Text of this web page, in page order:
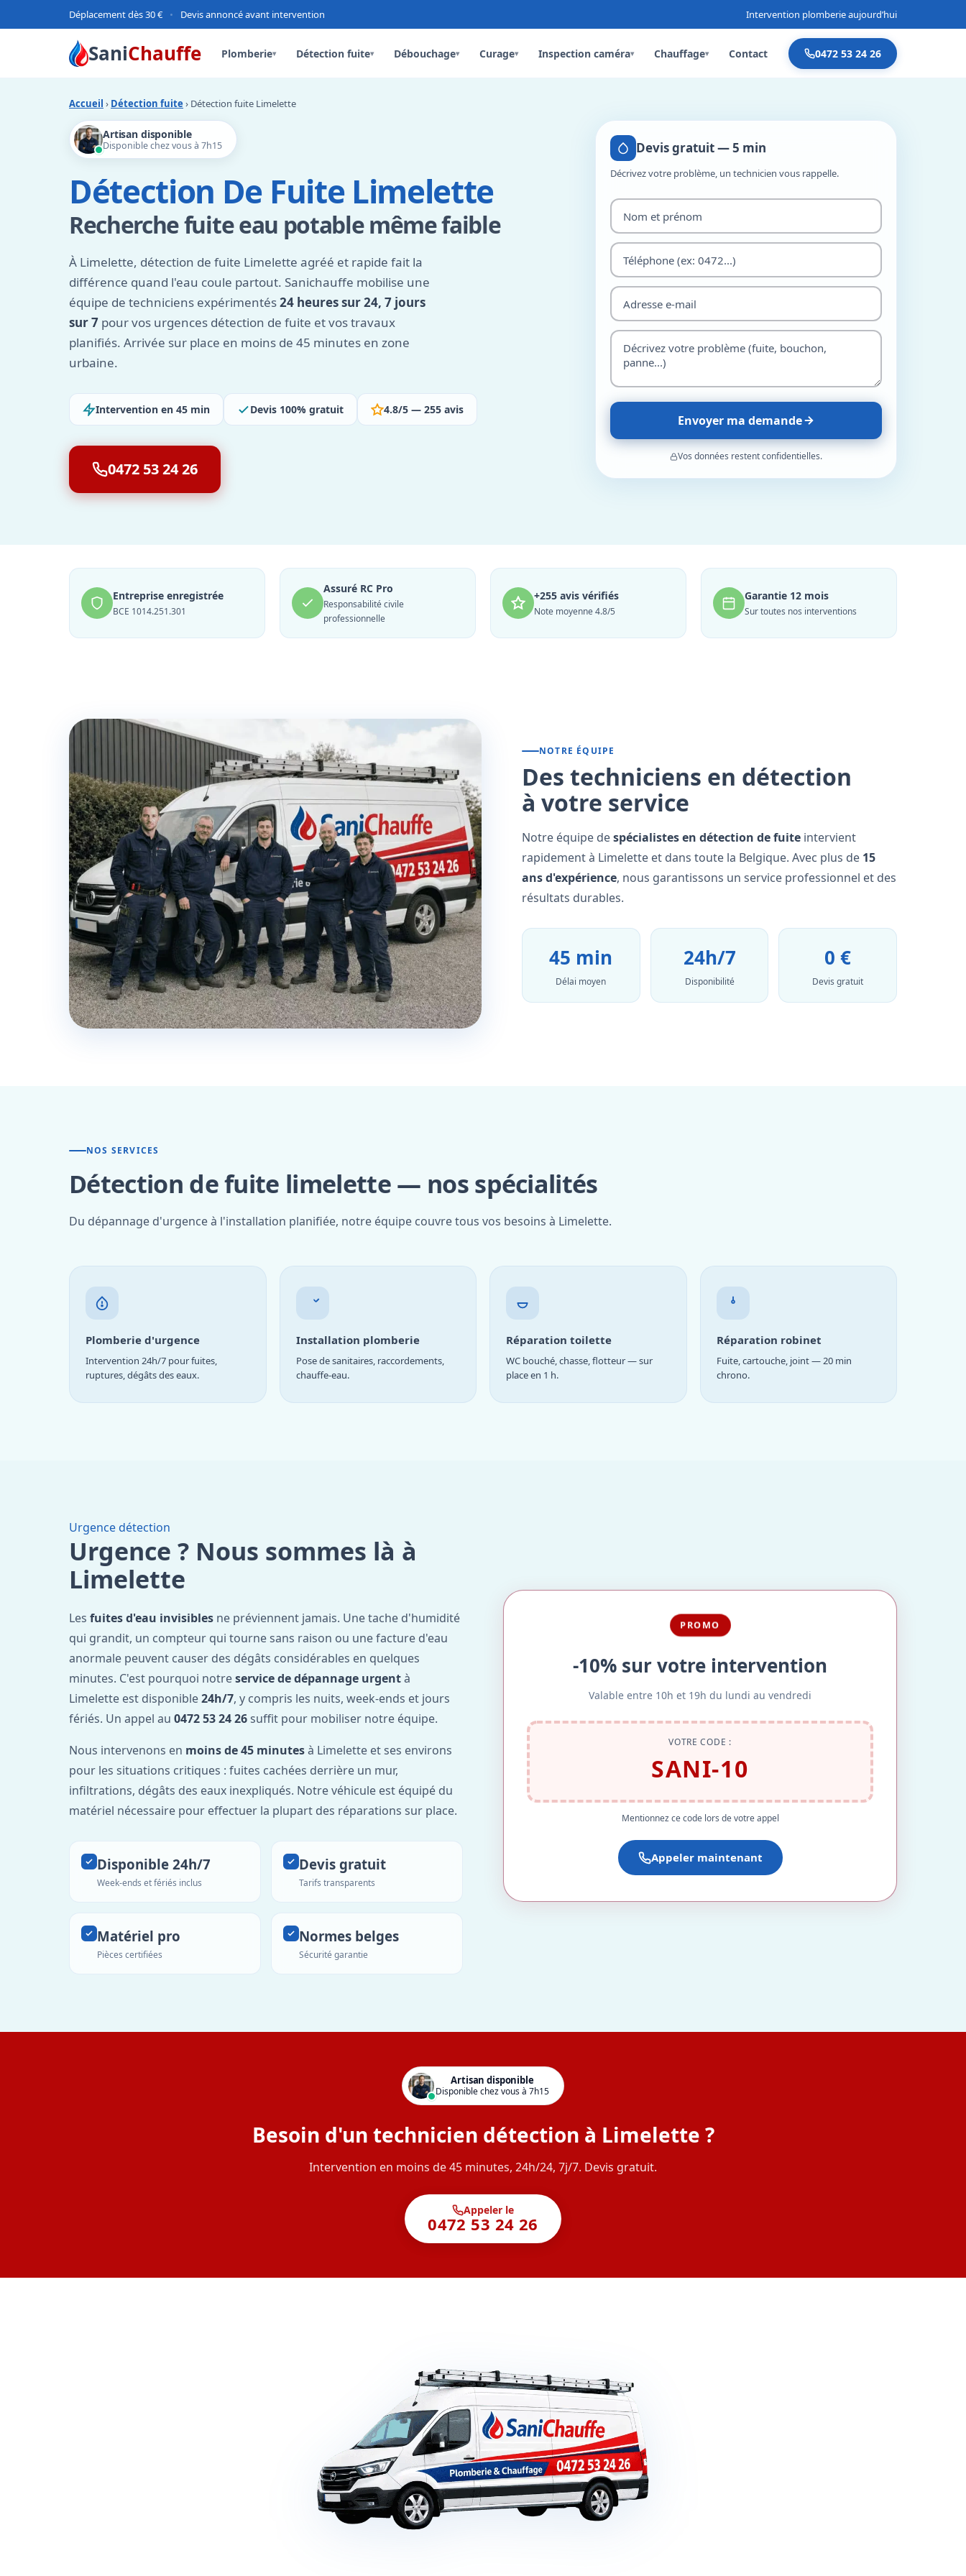
Déplacement dès 30 € • Devis annoncé avant intervention Intervention plomberie aujourd’hui
SaniChauffe Plomberie▾ Détection fuite▾ Débouchage▾ Curage▾ Inspection caméra▾ Chauffage▾ Contact 0472 53 24 26
Accueil › Détection fuite › Détection fuite Limelette
Artisan disponible
Disponible chez vous à 7h15
Détection De Fuite Limelette
Recherche fuite eau potable même faible
À Limelette, détection de fuite Limelette agréé et rapide fait la
différence quand l'eau coule partout. Sanichauffe mobilise une
équipe de techniciens expérimentés24 heures sur 24, 7 jours
sur 7 pour vos urgences détection de fuite et vos travaux
planifiés. Arrivée sur place en moins de 45 minutes en zone
urbaine.
Intervention en 45 min Devis 100% gratuit 4.8/5 — 255 avis
0472 53 24 26
Devis gratuit — 5 min
Décrivez votre problème, un technicien vous rappelle.
Envoyer ma demande
Vos données restent confidentielles.
Entreprise enregistrée
BCE 1014.251.301
Assuré RC Pro
Responsabilité civile
professionnelle
+255 avis vérifiés
Note moyenne 4.8/5
Garantie 12 mois
Sur toutes nos interventions
NOTRE ÉQUIPE
Des techniciens en détection
à votre service
Notre équipe despécialistes en détection de fuite intervient
rapidement à Limelette et dans toute la Belgique. Avec plus de 15
ans d'expérience, nous garantissons un service professionnel et des
résultats durables.
45 min
Délai moyen
24h/7
Disponibilité
0 €
Devis gratuit
NOS SERVICES
Détection de fuite limelette — nos spécialités
Du dépannage d'urgence à l'installation planifiée, notre équipe couvre tous vos besoins à Limelette.
Plomberie d'urgence
Intervention 24h/7 pour fuites,
ruptures, dégâts des eaux.
Installation plomberie
Pose de sanitaires, raccordements,
chauffe-eau.
Réparation toilette
WC bouché, chasse, flotteur — sur
place en 1 h.
Réparation robinet
Fuite, cartouche, joint — 20 min
chrono.
Urgence détection
Urgence ? Nous sommes là à
Limelette
Les fuites d'eau invisibles ne préviennent jamais. Une tache d'humidité
qui grandit, un compteur qui tourne sans raison ou une facture d'eau
anormale peuvent causer des dégâts considérables en quelques
minutes. C'est pourquoi notreservice de dépannage urgentà
Limelette est disponible24h/7, y compris les nuits, week-ends et jours
fériés. Un appel au 0472 53 24 26suffit pour mobiliser notre équipe.
Nous intervenons en moins de 45 minutesà Limelette et ses environs
pour les situations critiques : fuites cachées derrière un mur,
infiltrations, dégâts des eaux inexpliqués. Notre véhicule est équipé du
matériel nécessaire pour effectuer la plupart des réparations sur place.
Disponible 24h/7
Week-ends et fériés inclus
Devis gratuit
Tarifs transparents
Matériel pro
Pièces certifiées
Normes belges
Sécurité garantie
PROMO
-10% sur votre intervention
Valable entre 10h et 19h du lundi au vendredi
VOTRE CODE :
SANI-10
Mentionnez ce code lors de votre appel
Appeler maintenant
Artisan disponible
Disponible chez vous à 7h15
Besoin d'un technicien détection à Limelette ?
Intervention en moins de 45 minutes, 24h/24, 7j/7. Devis gratuit.
Appeler le
0472 53 24 26